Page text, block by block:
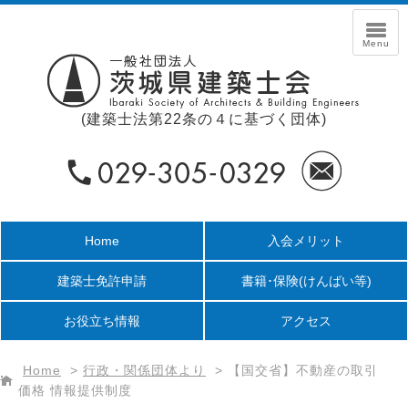
(建築士法第22条の４に基づく団体)
Home 入会メリット
建築士免許申請 書籍･保険(けんばい等)
お役立ち情報 アクセス
Home > 行政・関係団体より >
【国交省】不動産の取引
価格 情報提供制度